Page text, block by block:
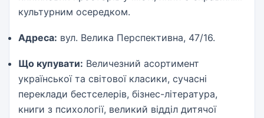
культурним осередком.
Адреса: вул. Велика Перспективна, 47/16.
Що купувати: Величезний асортимент
української та світової класики, сучасні
переклади бестселерів, бізнес-література,
книги з психології, великий відділ дитячої